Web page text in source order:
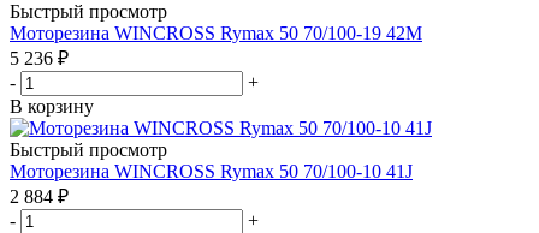
Быстрый просмотр
Моторезина WINCROSS Rymax 50 70/100-19 42M
5 236 ₽
-
+
В корзину
Быстрый просмотр
Моторезина WINCROSS Rymax 50 70/100-10 41J
2 884 ₽
-
+